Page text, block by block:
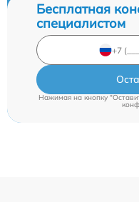
Бесплатная
специалистом
Нажимая на кнопку